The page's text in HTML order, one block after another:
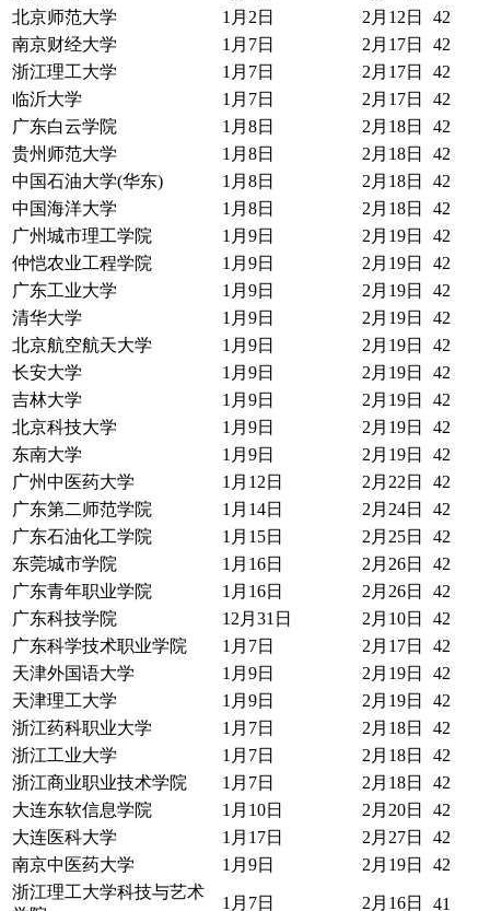
北京师范大学
1月2日 2月12日
42
南京财经大学
1月7日 2月17日
42
浙江理工大学
1月7日 2月17日
42
临沂大学
1月7日 2月17日
42
广东白云学院
1月8日 2月18日
42
贵州师范大学
1月8日 2月18日
42
中国石油大学(华东)
1月8日 2月18日
42
中国海洋大学
1月8日 2月18日
42
广州城市理工学院
1月9日 2月19日
42
仲恺农业工程学院
1月9日 2月19日
42
广东工业大学
1月9日 2月19日
42
清华大学
1月9日 2月19日
42
北京航空航天大学
1月9日 2月19日
42
长安大学
1月9日 2月19日
42
吉林大学
1月9日 2月19日
42
北京科技大学
1月9日 2月19日
42
东南大学
1月9日 2月19日
42
广州中医药大学
1月12日 2月22日
42
广东第二师范学院
1月14日 2月24日
42
广东石油化工学院
1月15日 2月25日
42
东莞城市学院
1月16日 2月26日
42
广东青年职业学院
1月16日 2月26日
42
广东科技学院
12月31日 2月10日
42
广东科学技术职业学院
1月7日 2月17日
42
天津外国语大学
1月9日 2月19日
42
天津理工大学
1月9日 2月19日
42
浙江药科职业大学
1月7日 2月18日
42
浙江工业大学
1月7日 2月18日
42
浙江商业职业技术学院
1月7日 2月18日
42
大连东软信息学院
1月10日 2月20日
42
大连医科大学
1月17日 2月27日
42
南京中医药大学
1月9日 2月19日
42
浙江理工大学科技与艺术
1月7日 2月16日 41